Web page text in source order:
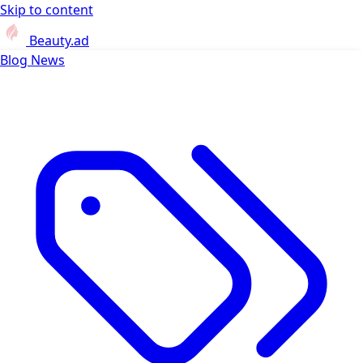
Skip to content
Beauty.ad
Blog News